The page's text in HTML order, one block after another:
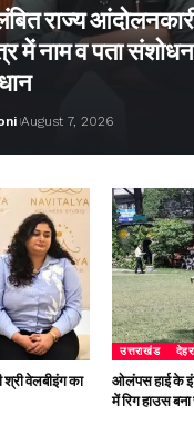
राज्य आंदोलनकारी
में नाम व पता
August 7, 2026
श्री वेलबीइंग का
उत्तराखंड
ओलंपस हाई के
में रिग हाउस